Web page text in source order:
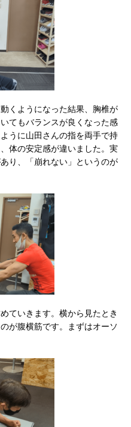
くようになった結果、胸椎が
てもバランスが良くなった感
うに山田さんの指を両手で持
体の安定感が違いました。実
り、「崩れない」というのが
ていきます。横から見たとき
が腹横筋です。まずはオーソ